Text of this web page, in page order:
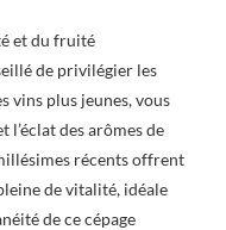
et du fruité
de privilégier les
vins plus jeunes, vous
des arômes de
récents offrent
de vitalité, idéale
de ce cépage